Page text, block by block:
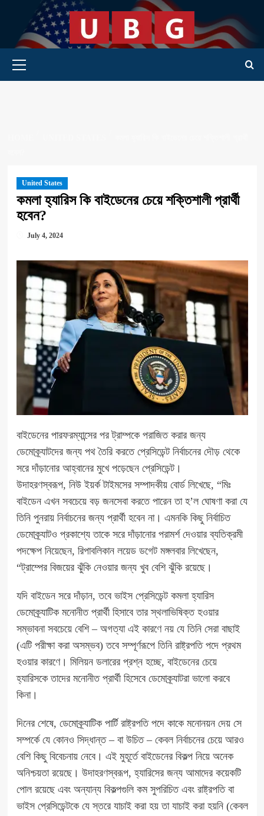
content
Primary Menu
United States
কমলা হ্যারিস কি বাইডেনের চেয়ে শক্তিশালী প্রার্থী
হবেন?
July 4, 2024
বাইডেনের পারফরম্যান্সের পর ট্রাম্পকে পরাজিত করার জন্য
ডেমোক্র্যাটদের জন্য পথ তৈরি করতে প্রেসিডেন্ট নির্বাচনের দৌড় থেকে
সরে দাঁড়ানোর আহ্বানের মুখে পড়েছেন প্রেসিডেন্ট।
উদাহরণস্বরূপ, নিউ ইয়র্ক টাইমসের সম্পাদকীয় বোর্ড লিখেছে, “মিঃ
বাইডেন এখন সবচেয়ে বড় জনসেবা করতে পারেন তা হ’ল ঘোষণা করা যে
তিনি পুনরায় নির্বাচনের জন্য প্রার্থী হবেন না। এমনকি কিছু নির্বাচিত
ডেমোক্র্যাটও প্রকাশ্যে তাকে সরে দাঁড়ানোর পরামর্শ দেওয়ার ব্যতিক্রমী
পদক্ষেপ নিয়েছেন, রিপাবলিকান লয়েড ডগেট মঙ্গলবার লিখেছেন,
“ট্রাম্পের বিজয়ের ঝুঁকি নেওয়ার জন্য খুব বেশি ঝুঁকি রয়েছে।
যদি বাইডেন সরে দাঁড়ান, তবে ভাইস প্রেসিডেন্ট কমলা হ্যারিস
ডেমোক্র্যাটিক মনোনীত প্রার্থী হিসাবে তার স্থলাভিষিক্ত হওয়ার
সম্ভাবনা সবচেয়ে বেশি – অগত্যা এই কারণে নয় যে তিনি সেরা বাছাই
(এটি পরীক্ষা করা অসম্ভব) তবে সম্পূর্ণরূপে তিনি রাষ্ট্রপতি পদে প্রথম
হওয়ার কারণে। মিলিয়ন ডলারের প্রশ্ন হচ্ছে, বাইডেনের চেয়ে
হ্যারিসকে তাদের মনোনীত প্রার্থী হিসেবে ডেমোক্র্যাটরা ভালো করবে
কিনা।
দিনের শেষে, ডেমোক্র্যাটিক পার্টি রাষ্ট্রপতি পদে কাকে মনোনয়ন দেয় সে
সম্পর্কে যে কোনও সিদ্ধান্ত – বা উচিত – কেবল নির্বাচনের চেয়ে আরও
বেশি কিছু বিবেচনায় নেবে। এই মুহূর্তে বাইডেনের বিকল্প নিয়ে অনেক
অনিশ্চয়তা রয়েছে। উদাহরণস্বরূপ, হ্যারিসের জন্য আমাদের কয়েকটি
পোল রয়েছে এবং অন্যান্য বিকল্পগুলি কম সুপরিচিত এবং রাষ্ট্রপতি বা
ভাইস প্রেসিডেন্টকে যে স্তরে যাচাই করা হয় তা যাচাই করা হয়নি (কেবল